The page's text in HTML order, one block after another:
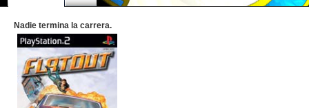
Nadie termina la carrera.